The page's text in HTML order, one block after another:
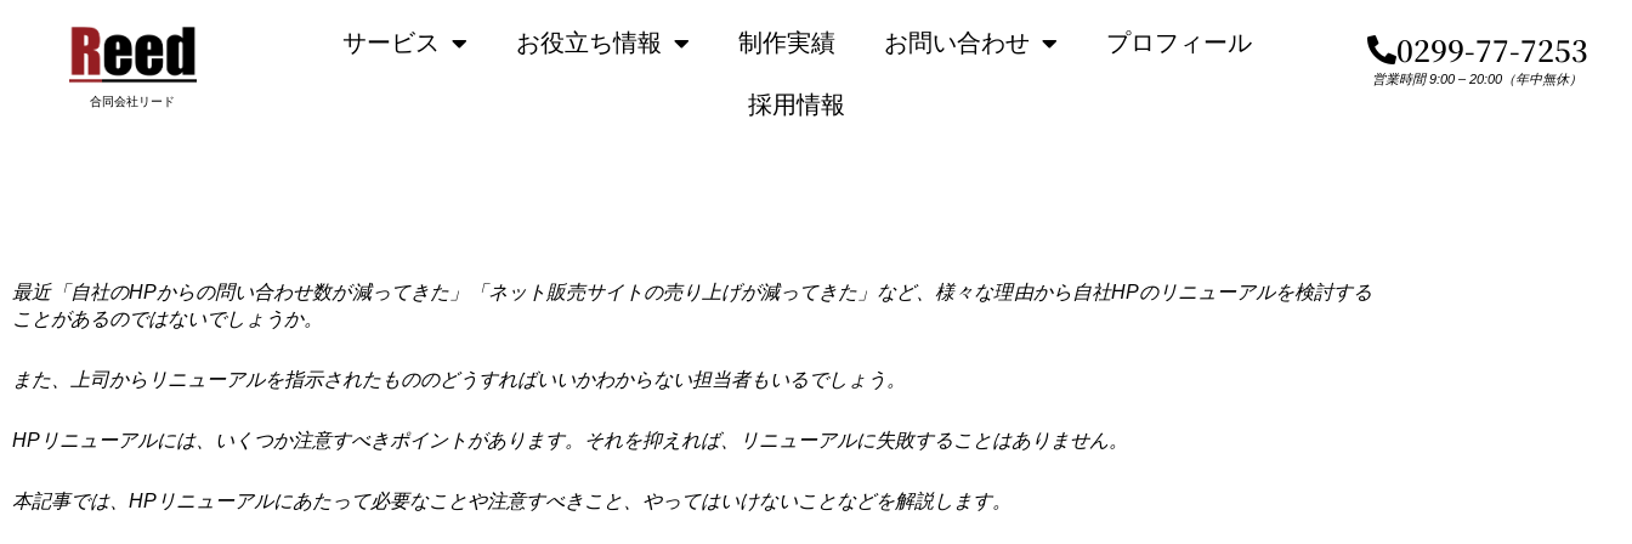
合同会社リード
サービス お役立ち情報 制作実績 お問い合わせ
プロフィール
採用情報
0299-77-7253
営業時間 9:00 – 20:00（年中無休）
最近「自社のHPからの問い合わせ数が減ってきた」「ネット販売サイトの売り上げが減ってきた」など、様々な理由から自社HPのリニューアルを検討する
ことがあるのではないでしょうか。
また、上司からリニューアルを指示されたもののどうすればいいかわからない担当者もいるでしょう。
HPリニューアルには、いくつか注意すべきポイントがあります。それを抑えれば、リニューアルに失敗することはありません。
本記事では、HPリニューアルにあたって必要なことや注意すべきこと、やってはいけないことなどを解説します。